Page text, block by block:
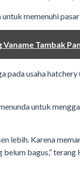
untuk memenuhi
Vaname Tambak
pada usaha
untuk
lebih. Karena
belum bagus,”